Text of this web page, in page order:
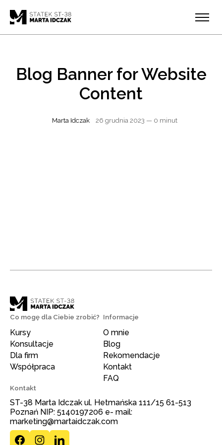
Blog Banner for Website
Content
Marta Idczak 26 grudnia 2023 — 0 minut
Co mogę dla Ciebie zrobić?
Kursy
Konsultacje
Dla firm
Współpraca
Informacje
O mnie
Blog
Rekomendacje
Kontakt
FAQ
Kontakt
ST-38 Marta Idczak ul. Hetmańska 111/15 61-513
Poznań NIP: 5140197206 e- mail:
marketing@martaidczak.com